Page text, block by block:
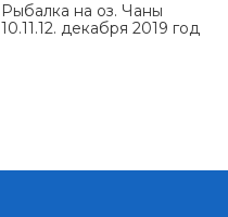
Рыбалка на оз. Чаны
10.11.12. декабря 2019 год